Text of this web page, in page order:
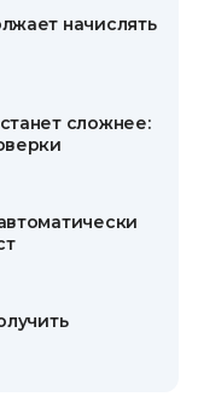
начислять
сложнее: